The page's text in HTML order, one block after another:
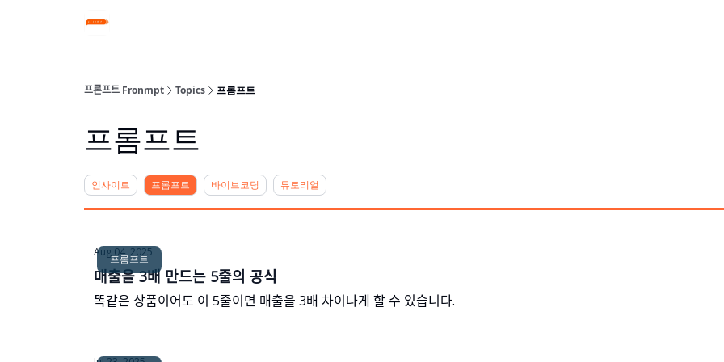
프론프트 Fronmpt Topics 프롬프트
프롬프트
인사이트 프롬프트 바이브코딩 튜토리얼
프롬프트
Aug 04, 2025
매출을 3배 만드는 5줄의 공식
똑같은 상품이어도 이 5줄이면 매출을 3배 차이나게 할 수 있습니다.